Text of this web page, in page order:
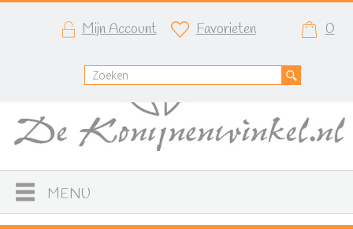
Mijn Account Favorieten 0
MENU